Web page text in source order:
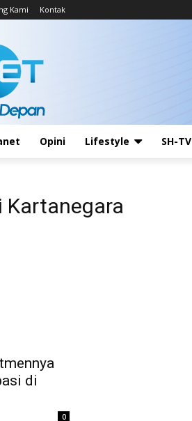
Kami Kontak
Opini Lifestyle SH-TV
Kartanegara
di
0